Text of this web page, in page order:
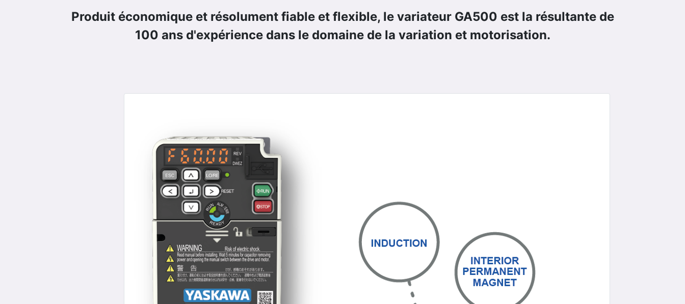
Produit économique et résolument fiable et flexible, le variateur GA500 est la résultante de
100 ans d'expérience dans le domaine de la variation et motorisation.